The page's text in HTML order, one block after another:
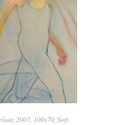
2007, 100x70, Soft